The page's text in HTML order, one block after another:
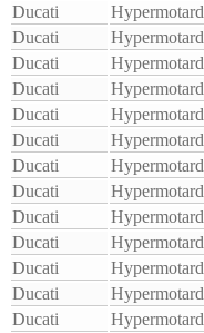
Ducati
Hypermotard
Ducati
Hypermotard
Ducati
Hypermotard
Ducati
Hypermotard
Ducati
Hypermotard
Ducati
Hypermotard
Ducati
Hypermotard
Ducati
Hypermotard
Ducati
Hypermotard
Ducati
Hypermotard
Ducati
Hypermotard
Ducati
Hypermotard
Ducati
Hypermotard